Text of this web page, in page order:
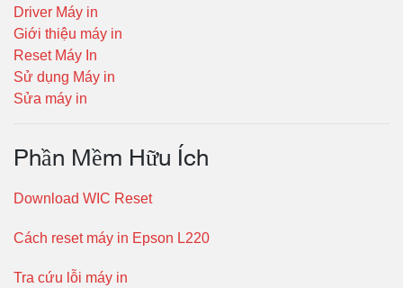
Driver Máy in
Giới thiệu máy in
Reset Máy In
Sử dụng Máy in
Sửa máy in
Phần Mềm Hữu Ích
Download WIC Reset
Cách reset máy in Epson L220
Tra cứu lỗi máy in